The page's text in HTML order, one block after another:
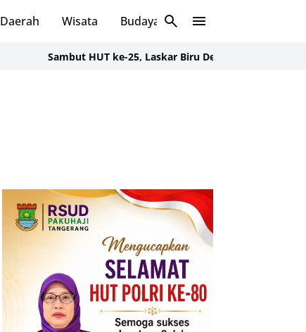
Daerah Wisata Budaya Sosial
Sambut HUT ke-25, Laskar Biru Demokrat Banten Gelar Aksi